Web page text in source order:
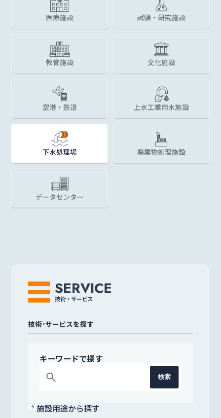
SERVICE
技術・サービス
技術･サービスを探す
キーワードで探す
search 検索
施設用途から探す
医療施設 試験・研究施設
教育施設 文化施設
空港・鉄道 上水工業用水施設
下水処理場 廃棄物処理施設
データセンター